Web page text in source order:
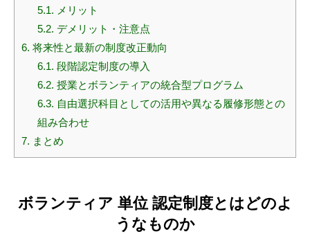
5.1. メリット
5.2. デメリット・注意点
6. 将来性と最新の制度改正動向
6.1. 段階認定制度の導入
6.2. 授業とボランティアの統合型プログラム
6.3. 自由選択科目としての活用や異なる履修形態との
組み合わせ
7. まとめ
ボランティア 単位 認定制度とはどのよ
うなものか